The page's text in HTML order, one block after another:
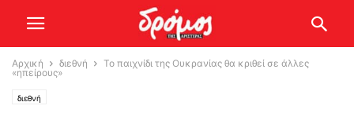
Αρχική διεθνή
Το παιχνίδι της Ουκρανίας θα κριθεί σε άλλες
«ηπείρους»
διεθνή